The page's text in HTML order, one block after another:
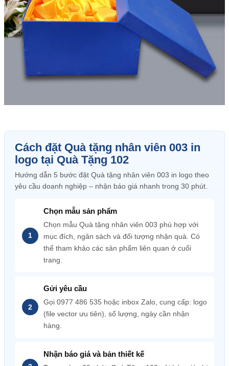
Cách đặt Quà tặng nhân viên 003 in
logo tại Quà Tặng 102
Hướng dẫn 5 bước đặt Quà tặng nhân viên 003 in logo theo
yêu cầu doanh nghiệp – nhận báo giá nhanh trong 30 phút.
Chọn mẫu sản phẩm
Chọn mẫu Quà tặng nhân viên 003 phù hợp với
mục đích, ngân sách và đối tượng nhận quà. Có
thể tham khảo các sản phẩm liên quan ở cuối
trang.
Gửi yêu cầu
Gọi 0977 486 535 hoặc inbox Zalo, cung cấp: logo
(file vector ưu tiên), số lượng, ngày cần nhận
hàng.
Nhận báo giá và bản thiết kế